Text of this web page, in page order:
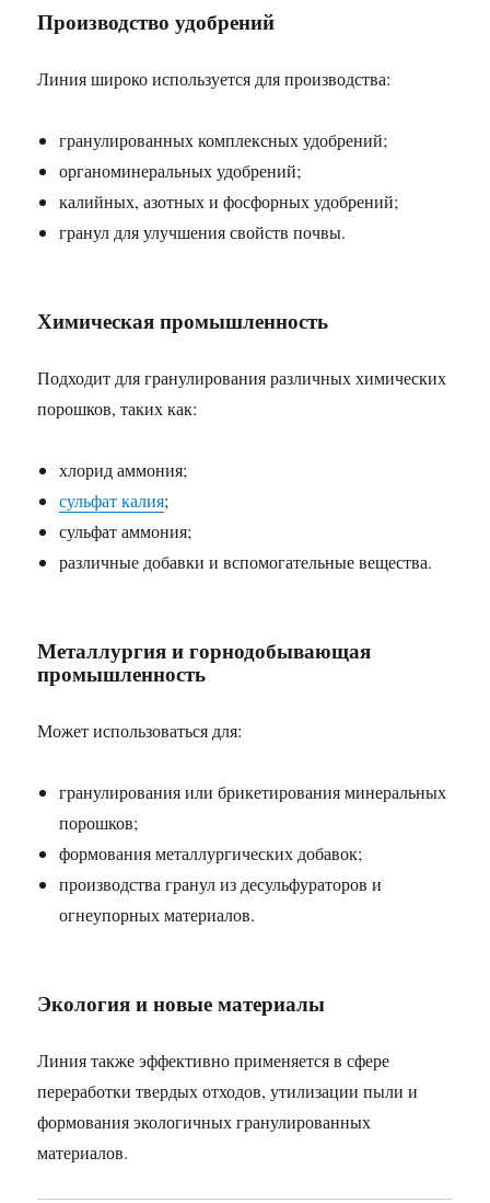
Производство удобрений
Линия широко используется для производства:
гранулированных комплексных удобрений;
органоминеральных удобрений;
калийных, азотных и фосфорных удобрений;
гранул для улучшения свойств почвы.
Химическая промышленность
Подходит для гранулирования различных химических
порошков, таких как:
хлорид аммония;
сульфат калия;
сульфат аммония;
различные добавки и вспомогательные вещества.
Металлургия и горнодобывающая
промышленность
Может использоваться для:
гранулирования или брикетирования минеральных
порошков;
формования металлургических добавок;
производства гранул из десульфураторов и
огнеупорных материалов.
Экология и новые материалы
Линия также эффективно применяется в сфере
переработки твердых отходов, утилизации пыли и
формования экологичных гранулированных
материалов.